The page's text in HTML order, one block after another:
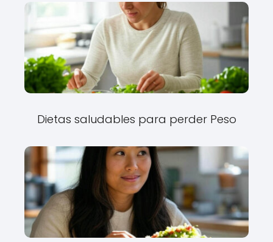
Dietas saludables para perder Peso